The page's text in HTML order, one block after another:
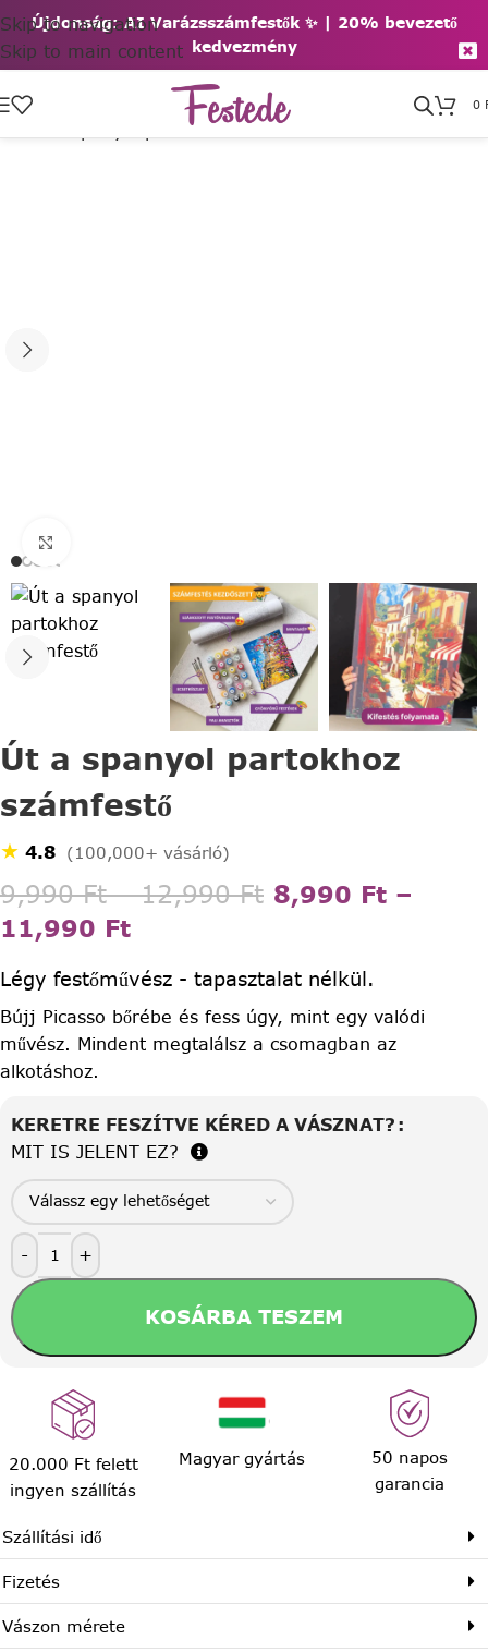
Újdonság: AI Varázsszámfestők ✨ | 20% bevezető
kedvezmény
Skip to navigation
Skip to main content
0
Út a spanyol partokhoz
számfestő
★ 4.8 (100,000+ vásárló)
9,990Ft – 12,990Ft 8,990 Ft –
11,990 Ft
Légy festőművész - tapasztalat nélkül.
Bújj Picasso bőrébe és fess úgy, mint egy valódi
művész. Mindent megtalálsz a csomagban az
alkotáshoz.
KERETRE FESZÍTVE KÉRED A VÁSZNAT?
MIT IS JELENT EZ?
- +
KOSÁRBA TESZEM
20.000 Ft felett
ingyen szállítás
Magyar gyártás
50 napos
garancia
Szállítási idő
Fizetés
Vászon mérete